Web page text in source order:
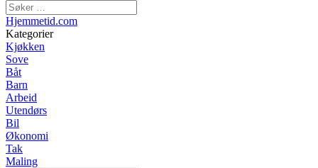
Hjemmetid.com
Kategorier
Kjøkken
Sove
Båt
Barn
Arbeid
Utendørs
Bil
Økonomi
Tak
Maling